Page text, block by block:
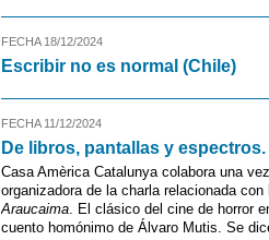
FECHA 18/12/2024
Escribir no es normal (Chile)
FECHA 11/12/2024
De libros, pantallas y
Casa Amèrica Catalunya colabora una
organizadora de la charla relacionada
Araucaima. El clásico del cine de horror
cuento homónimo de Álvaro Mutis. Se